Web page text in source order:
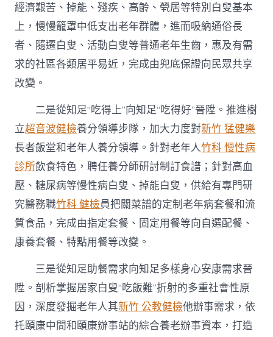
經濟艱苦、掉能、殘疾、高齡、煢居等特別白叟基本
上，慢慢籠罩中低支出老年群體，進而吸納通俗長
者、隨遷白叟、活動白叟等普通老年生齒，惠及有需
求的社區各類居平易近，完成由兜底保證向民眾共享
改變。
二是從知足“吃得上”向知足“吃得好”晉陞。推進樹
立超音波健檢養分領導步隊，加大力度對新竹 猛健樂
長者飯堂和老年人養分領導。針對老年人竹科 慢性病
診所飲食特色，聘任養分師研討制訂食譜；針對高血
壓、糖尿病等慢性病白叟、掉能白叟，供給有專門研
究醫務職竹科 健檢員把關菜譜的定制老年病套餐和流
質食品，完成由指定套餐、固定用餐等向自選配餐、
康養套餐、特點用餐等改變。
三是從知足助餐需求向知足多樣身心安康需求晉
陞。剖析掌握居家白叟“吃飯難”折射的多重社會性原
因，深度發掘老年人其新竹 公教健檢他辦事需求，依
托頤康中間和頤康辦事站的綜合養老辦事資本，打造